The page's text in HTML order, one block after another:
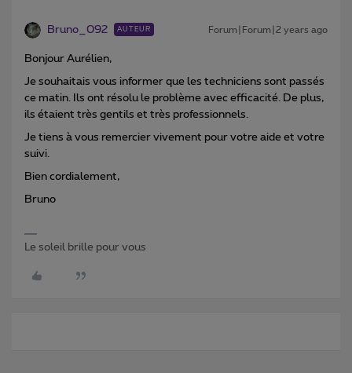
Bruno_092 AUTEUR Forum|Forum|2 years ago
Bonjour Aurélien,
Je souhaitais vous informer que les techniciens sont passés
ce matin. Ils ont résolu le problème avec efficacité. De plus,
ils étaient très gentils et très professionnels.
Je tiens à vous remercier vivement pour votre aide et votre
suivi.
Bien cordialement,
Bruno
Le soleil brille pour vous